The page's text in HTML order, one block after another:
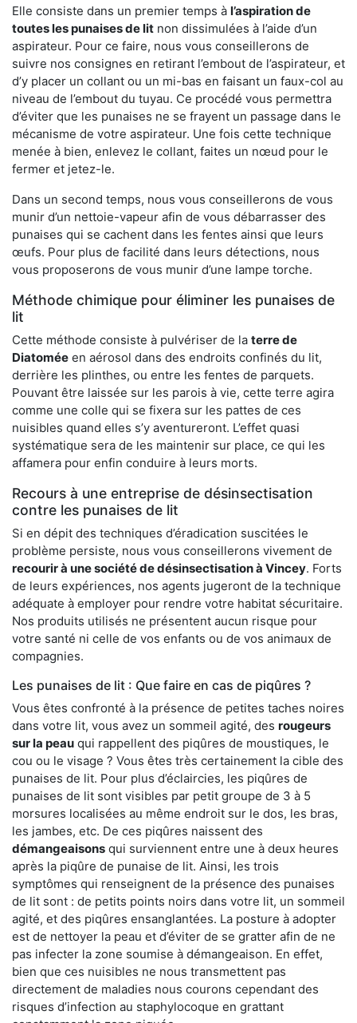
Elle consiste dans un premier temps à l’aspiration de
toutes les punaises de lit non dissimulées à l’aide d’un
aspirateur. Pour ce faire, nous vous conseillerons de
suivre nos consignes en retirant l’embout de l’aspirateur, et
d’y placer un collant ou un mi-bas en faisant un faux-col au
niveau de l’embout du tuyau. Ce procédé vous permettra
d’éviter que les punaises ne se frayent un passage dans le
mécanisme de votre aspirateur. Une fois cette technique
menée à bien, enlevez le collant, faites un nœud pour le
fermer et jetez-le.
Dans un second temps, nous vous conseillerons de vous
munir d’un nettoie-vapeur afin de vous débarrasser des
punaises qui se cachent dans les fentes ainsi que leurs
œufs. Pour plus de facilité dans leurs détections, nous
vous proposerons de vous munir d’une lampe torche.
Méthode chimique pour éliminer les punaises de
lit
Cette méthode consiste à pulvériser de la terre de
Diatomée en aérosol dans des endroits confinés du lit,
derrière les plinthes, ou entre les fentes de parquets.
Pouvant être laissée sur les parois à vie, cette terre agira
comme une colle qui se fixera sur les pattes de ces
nuisibles quand elles s’y aventureront. L’effet quasi
systématique sera de les maintenir sur place, ce qui les
affamera pour enfin conduire à leurs morts.
Recours à une entreprise de désinsectisation
contre les punaises de lit
Si en dépit des techniques d’éradication suscitées le
problème persiste, nous vous conseillerons vivement de
recourir à une société de désinsectisation à Vincey. Forts
de leurs expériences, nos agents jugeront de la technique
adéquate à employer pour rendre votre habitat sécuritaire.
Nos produits utilisés ne présentent aucun risque pour
votre santé ni celle de vos enfants ou de vos animaux de
compagnies.
Les punaises de lit : Que faire en cas de piqûres ?
Vous êtes confronté à la présence de petites taches noires
dans votre lit, vous avez un sommeil agité, des rougeurs
sur la peau qui rappellent des piqûres de moustiques, le
cou ou le visage ? Vous êtes très certainement la cible des
punaises de lit. Pour plus d’éclaircies, les piqûres de
punaises de lit sont visibles par petit groupe de 3 à 5
morsures localisées au même endroit sur le dos, les bras,
les jambes, etc. De ces piqûres naissent des
démangeaisons qui surviennent entre une à deux heures
après la piqûre de punaise de lit. Ainsi, les trois
symptômes qui renseignent de la présence des punaises
de lit sont : de petits points noirs dans votre lit, un sommeil
agité, et des piqûres ensanglantées. La posture à adopter
est de nettoyer la peau et d’éviter de se gratter afin de ne
pas infecter la zone soumise à démangeaison. En effet,
bien que ces nuisibles ne nous transmettent pas
directement de maladies nous courons cependant des
risques d’infection au staphylocoque en grattant